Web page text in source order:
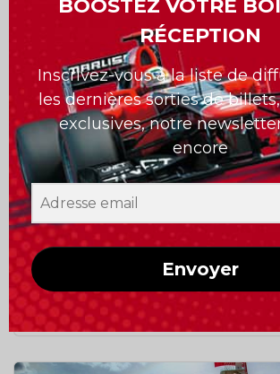
04
Sep
GRAND PRIX
MONZA
MONZA, ITALIE
BILLETS
BOOSTEZ VOTRE
RÉCEPTION
Inscrivez-vous à la liste de
les dernières sorties de
exclusives, notre
encore
Envoyer